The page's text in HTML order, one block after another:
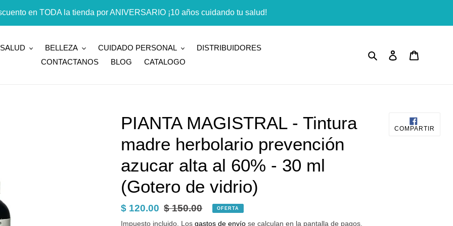
en TODA la tienda por ANIVERSARIO ¡10 años cuidando tu salud!
SALUD BELLEZA CUIDADO PERSONAL
DISTRIBUIDORES
CONTACTANOS
BLOG CATALOGO
Buscar Ingresar
PIANTA MAGISTRAL - Tintura
madre herbolario prevención
azucar alta al 60% - 30 ml
(Gotero de vidrio)
Precio
de
$ 120.00 Precio
habitual
$ 150.00 OFERTA
Impuesto incluido. Los gastos de envío se calculan en la pantalla de pagos.
COMPARTIR